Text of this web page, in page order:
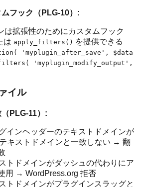
フック（PLG-10）:
は拡張性のためにカスタムフック
は apply_filters() を提供できる
'myplugin_after_save', $data
'myplugin_modify_output',
イル
PLG-11）:
インヘッダーのテキストドメインが
キストドメインと一致しない → 翻
トドメインがダッシュの代わりにア
用 → WordPress.org 拒否
トドメインがプラグインスラッグと